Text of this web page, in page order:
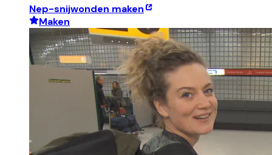
Nep-snijwonden maken
Maken